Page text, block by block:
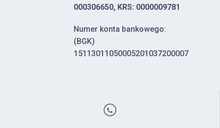
000306650, KRS: 0000009781
Numer konta bankowego:
(BGK)
15113011050005201037200007